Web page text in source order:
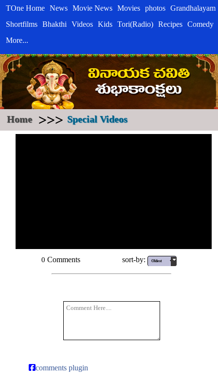
TOne Home News Movie News Movies photos Grandhalayam
Shortfilms Bhakthi Videos Kids Tori(Radio) Recipes Comedy
More...
Home >>> Special Videos
0 Comments sort-by:
comments plugin